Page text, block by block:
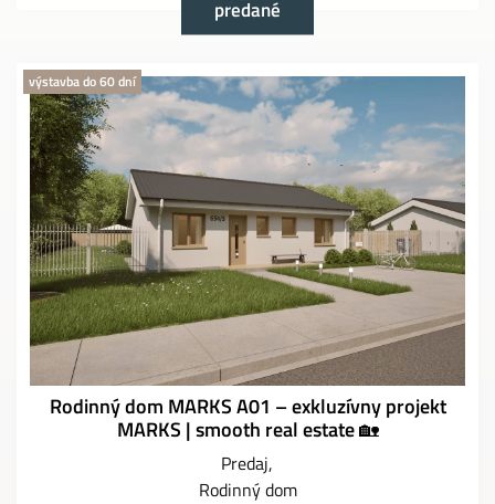
predané
výstavba do 60 dní
Rodinný dom MARKS A01 – exkluzívny projekt
MARKS | smooth real estate 🏡
Predaj
Rodinný dom